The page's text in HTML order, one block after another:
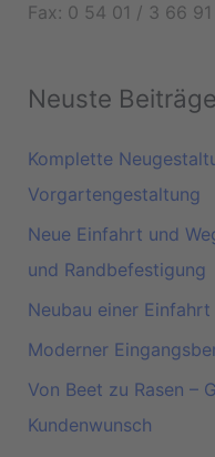
Fax: 0 54 01 / 3 66 91
Neuste Beiträge
Komplette
Vorgartengestaltung
Neue Einfahrt und
und Randbefestigung
Neubau einer
Moderner
Von Beet zu Rasen –
Kundenwunsch